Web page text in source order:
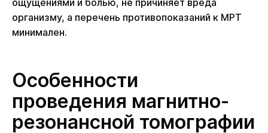
ощущениями и болью, не причиняет вреда
организму, а перечень противопоказаний к МРТ
минимален.
Особенности
проведения магнитно-
резонансной томографии